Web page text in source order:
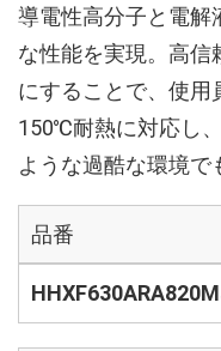
導電性高分子と電解
な性能を実現。高信
にすることで、使用
150℃耐熱に対応し
ような過酷な環境で
品番